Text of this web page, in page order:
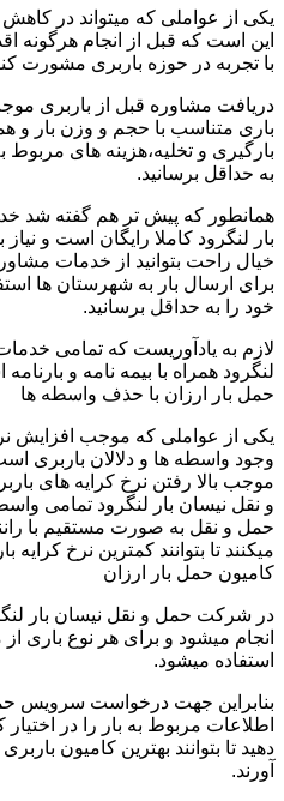
یکی از عواملی که میتواند در
این است که قبل از انجام هرگونه
با تجربه در حوزه باربری مشورت
دریافت مشاوره قبل از باربری
باری متناسب با حجم و وزن بار و
بارگیری و تخلیه،هزینه های مربوط
به حداقل برسانید.
همانطور که پیش تر هم گفته شد
بار لنگرود کاملا رایگان است و
خیال راحت بتوانید از خدمات
برای ارسال بار به شهرستان ها
خود را به حداقل برسانید.
لازم به یادآوریست که تمامی
لنگرود همراه با بیمه نامه و
حمل بار ارزان با حذف واسطه ها
یکی از عواملی که موجب افزایش
وجود واسطه ها و دلالان باربری
موجب بالا رفتن نرخ کرایه های
و نقل نیسان بار لنگرود تمامی
حمل و نقل به صورت مستقیم با
میکنند تا بتوانند کمترین نرخ کرایه
کامیون حمل بار ارزان
در شرکت حمل و نقل نیسان بار
انجام میشود و برای هر نوع باری
استفاده میشود.
بنابراین جهت درخواست سرویس
اطلاعات مربوط به بار را در
دهید تا بتوانند بهترین کامیون
آورند.